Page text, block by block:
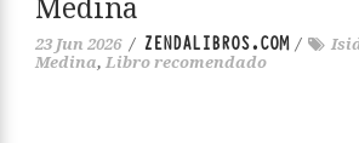
23 Jun 2026 / ZENDALIBROS.COM/
Medina, Libro recomendado